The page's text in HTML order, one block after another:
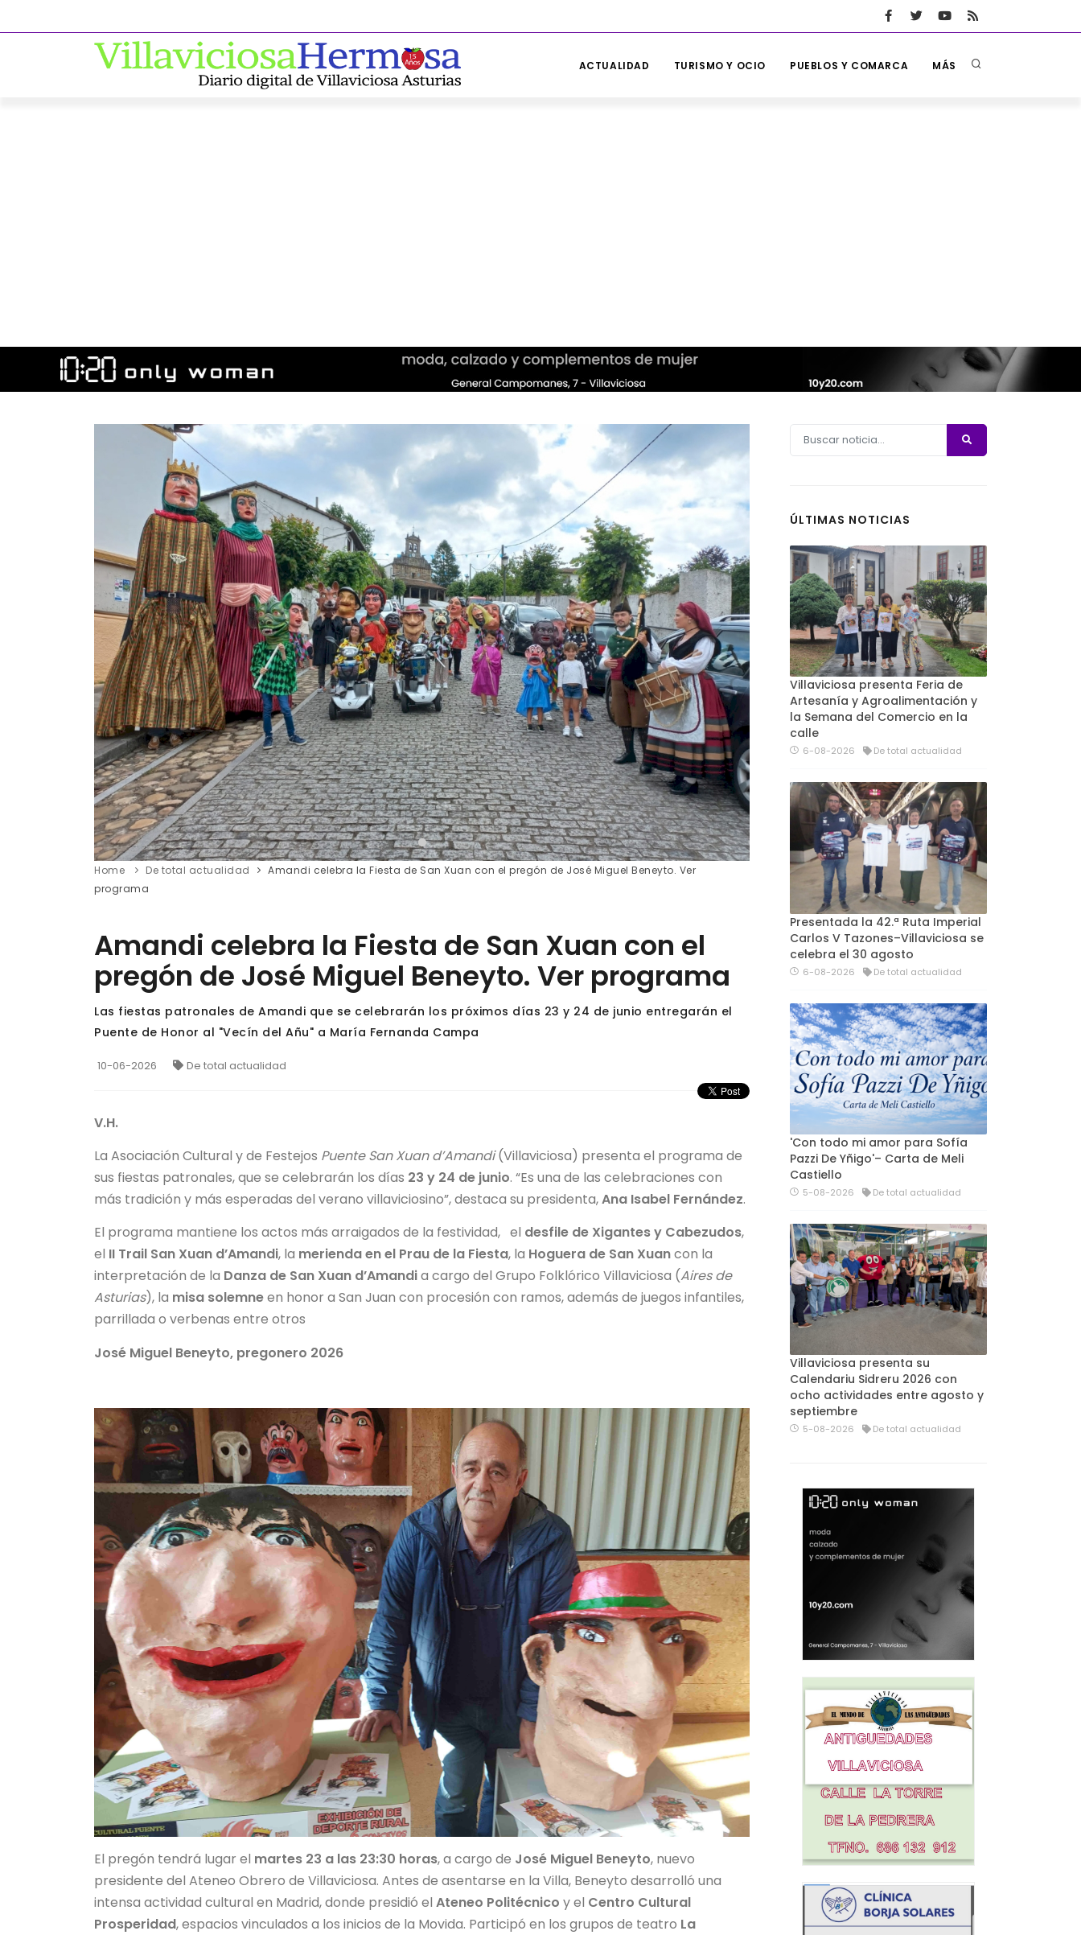
ACTUALIDAD TURISMO Y OCIO PUEBLOS Y COMARCA MÁS
Home De total actualidad
Amandi celebra la Fiesta de San Xuan con el pregón de José Miguel Beneyto. Ver
programa
Amandi celebra la Fiesta de San Xuan con el
pregón de José Miguel Beneyto. Ver programa
Las fiestas patronales de Amandi que se celebrarán los próximos días 23 y 24 de junio entregarán el
Puente de Honor al "Vecín del Añu" a María Fernanda Campa
10-06-2026 De total actualidad
V.H.
La Asociación Cultural y de Festejos Puente San Xuan d’Amandi(Villaviciosa) presenta el programa de
sus fiestas patronales, que se celebrarán los días 23 y 24 de junio. “Es una de las celebraciones con
más tradición y más esperadas del verano villaviciosino”, destaca su presidenta,Ana Isabel Fernández.
El programa mantiene los actos más arraigados de la festividad, el desfile de Xigantes y Cabezudos,
el II Trail San Xuan d’Amandi, la merienda en el Prau de la Fiesta, la Hoguera de San Xuancon la
interpretación de la Danza de San Xuan d’Amandia cargo del Grupo Folklórico Villaviciosa (Aires de
Asturias), la misa solemneen honor a San Juan con procesión con ramos, además de juegos infantiles,
parrillada o verbenas entre otros
José Miguel Beneyto, pregonero 2026
El pregón tendrá lugar el martes 23 a las 23:30 horas, a cargo de José Miguel Beneyto, nuevo
presidente del Ateneo Obrero de Villaviciosa. Antes de asentarse en la Villa, Beneyto desarrolló una
intensa actividad cultural en Madrid, donde presidió el Ateneo Politécnico y el Centro Cultural
Prosperidad, espacios vinculados a los inicios de la Movida. Participó en los grupos de teatro La
ÚLTIMAS NOTICIAS
Villaviciosa presenta Feria de
Artesanía y Agroalimentación y
la Semana del Comercio en la
calle
6-08-2026 De total actualidad
Presentada la 42.ª Ruta Imperial
Carlos V Tazones–Villaviciosa se
celebra el 30 agosto
6-08-2026 De total actualidad
'Con todo mi amor para Sofía
Pazzi De Yñigo'– Carta de Meli
Castiello
5-08-2026 De total actualidad
Villaviciosa presenta su
Calendariu Sidreru 2026 con
ocho actividades entre agosto y
septiembre
5-08-2026 De total actualidad